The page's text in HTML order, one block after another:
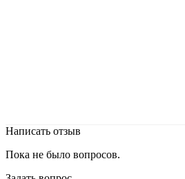
Написать отзыв
Пока не было вопросов.